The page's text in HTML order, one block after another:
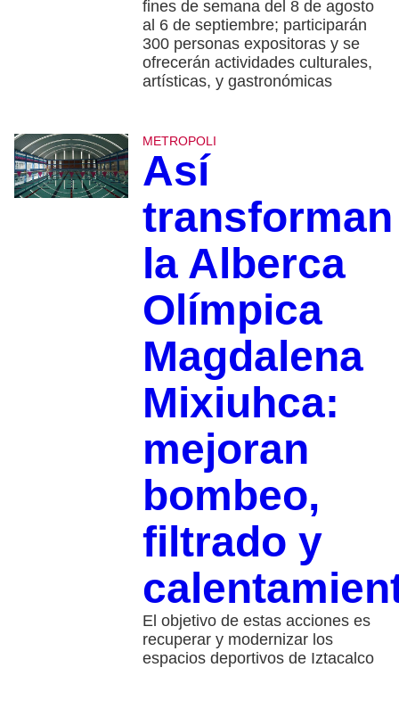
fines de semana del 8 de agosto
al 6 de septiembre; participarán
300 personas expositoras y se
ofrecerán actividades culturales,
artísticas, y gastronómicas
METROPOLI
Así
transforman
la Alberca
Olímpica
Magdalena
Mixiuhca:
mejoran
bombeo,
filtrado y
El objetivo de estas acciones es
recuperar y modernizar los
espacios deportivos de Iztacalco